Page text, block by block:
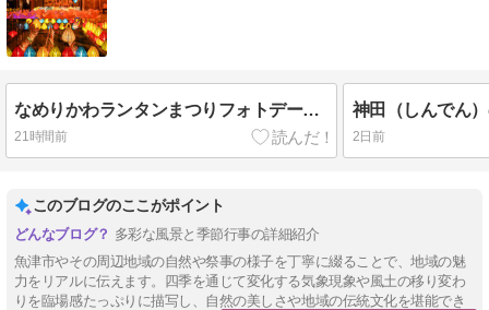
なめりかわランタンまつりフォトデー2026を見学！汗も滴る30分！
21時間前 2日前
このブログのここがポイント
多彩な風景と季節行事の詳細紹介
魚津市やその周辺地域の自然や祭事の様子を丁寧に綴ることで、地域の魅
力をリアルに伝えます。四季を通じて変化する気象現象や風土の移り変わ
りを臨場感たっぷりに描写し、自然の美しさや地域の伝統文化を堪能でき